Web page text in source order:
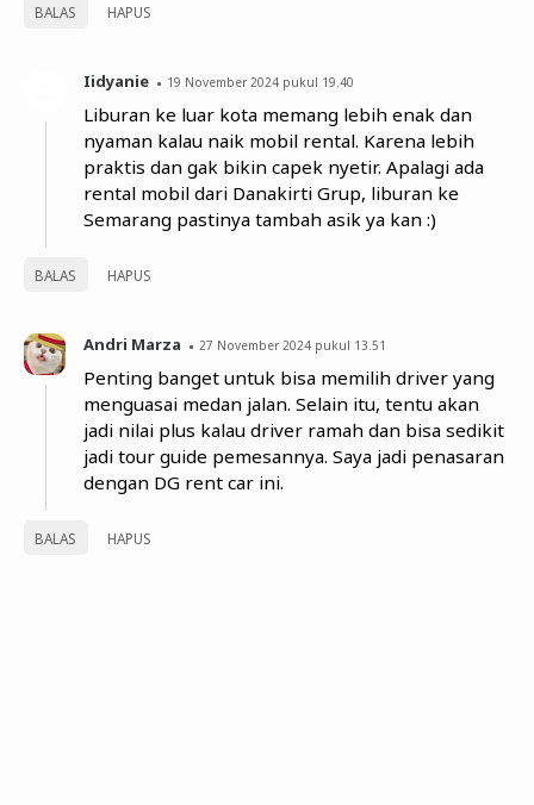
BALAS HAPUS
Iidyanie 19 November 2024 pukul 19.40
Liburan ke luar kota memang lebih enak dan
nyaman kalau naik mobil rental. Karena lebih
praktis dan gak bikin capek nyetir. Apalagi ada
rental mobil dari Danakirti Grup, liburan ke
Semarang pastinya tambah asik ya kan :)
BALAS HAPUS
Andri Marza 27 November 2024 pukul 13.51
Penting banget untuk bisa memilih driver yang
menguasai medan jalan. Selain itu, tentu akan
jadi nilai plus kalau driver ramah dan bisa sedikit
jadi tour guide pemesannya. Saya jadi penasaran
dengan DG rent car ini.
BALAS HAPUS